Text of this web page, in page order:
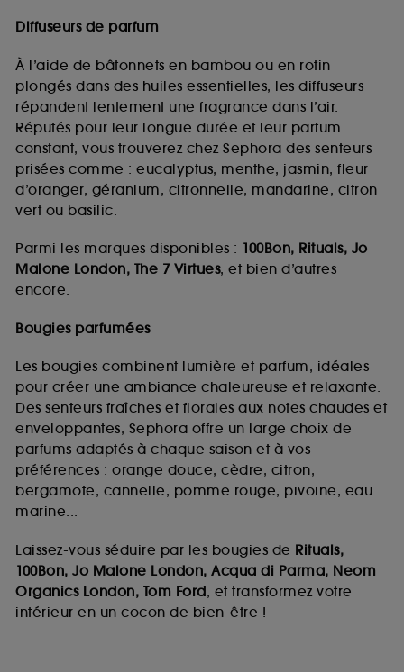
Diffuseurs de parfum
À l’aide de bâtonnets en bambou ou en rotin
plongés dans des huiles essentielles, les diffuseurs
répandent lentement une fragrance dans l’air.
Réputés pour leur longue durée et leur parfum
constant, vous trouverez chez Sephora des senteurs
prisées comme : eucalyptus, menthe, jasmin, fleur
d’oranger, géranium, citronnelle, mandarine, citron
vert ou basilic.
Parmi les marques disponibles : 100Bon, Rituals, Jo
Malone London, The 7 Virtues, et bien d’autres
encore.
Bougies parfumées
Les bougies combinent lumière et parfum, idéales
pour créer une ambiance chaleureuse et relaxante.
Des senteurs fraîches et florales aux notes chaudes et
enveloppantes, Sephora offre un large choix de
parfums adaptés à chaque saison et à vos
préférences : orange douce, cèdre, citron,
bergamote, cannelle, pomme rouge, pivoine, eau
marine...
Laissez-vous séduire par les bougies de Rituals,
100Bon, Jo Malone London, Acqua di Parma, Neom
Organics London, Tom Ford, et transformez votre
intérieur en un cocon de bien-être !